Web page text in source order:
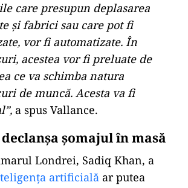
care presupun deplasarea
și fabrici sau care pot fi
vor fi automatizate. În
acestea vor fi preluate de
ce va schimba natura
de muncă. Acesta va fi
a spus Vallance.
șomajul în masă
Londrei, Sadiq Khan, a
artificială ar putea